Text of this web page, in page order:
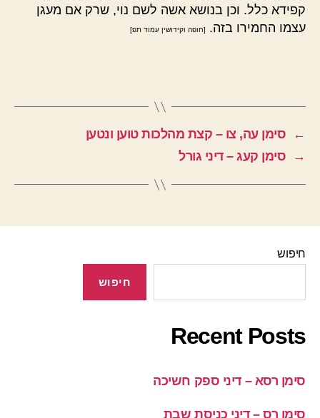
קפידא כלל. וכן בנושא אשה לשם נוי, שרק אם מעגן
עצמו החמירו בזה.
[חופה וקידושין עמוד תפ]
←
סימן עה, צו – קצת מהלכות טוען ונטען
→
סימן קעג – דיני גורל
חיפוש
חיפוש
Recent Posts
סימן רסא – דיני ספק חשיכה
סימן רס – דיני כניסת שבת